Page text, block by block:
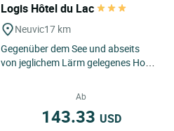
Logis Hôtel du Lac
Neuvic17 km
Gegenüber dem See und abseits
von jeglichem Lärm gelegenes Hotel
für Erholung und...Ab
143.33 USD